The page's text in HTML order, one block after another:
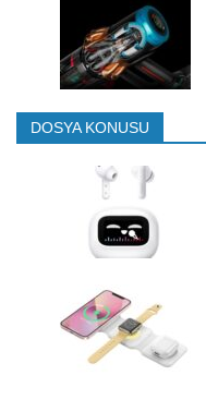
DOSYA KONUSU